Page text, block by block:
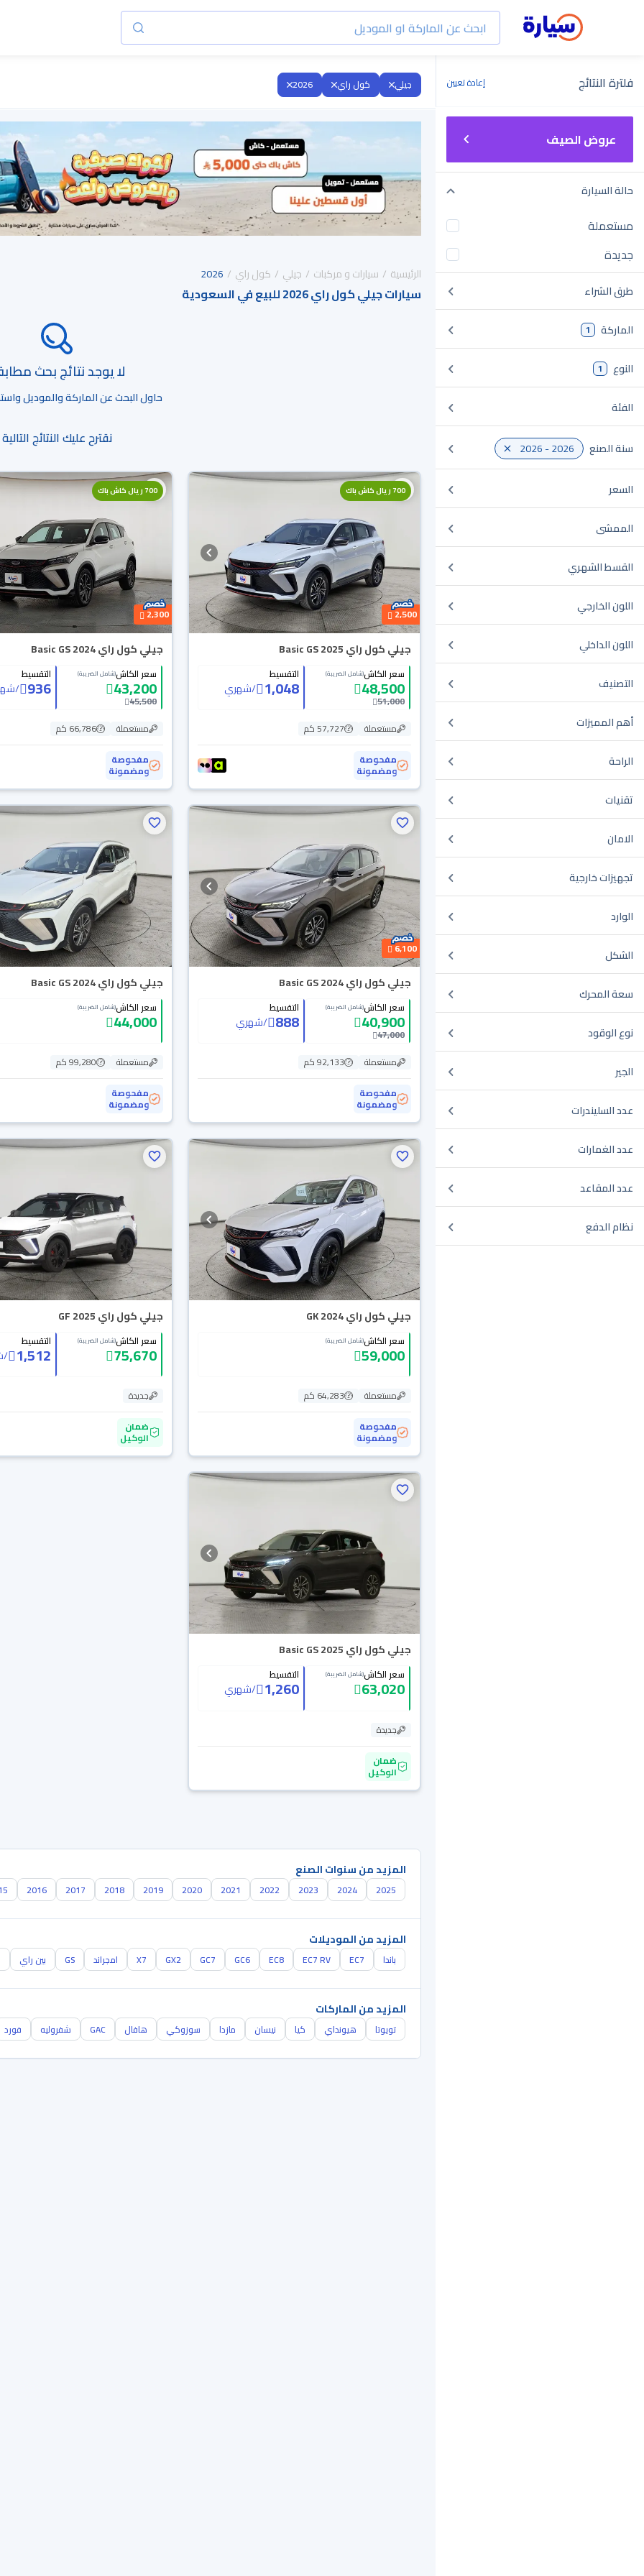
فلترة النتائج إعادة تعيين
عروض الصيف
حالة السيارة
مستعملة
جديدة
طرق الشراء
الماركة 1
النوع 1
الفئة
سنة الصنع 2026 - 2026
السعر
الممشى
القسط الشهري
اللون الخارجي
اللون الداخلي
التصنيف
أهم المميزات
الراحة
تقنيات
الامان
تجهيزات خارجية
الوارد
الشكل
سعة المحرك
نوع الوقود
الجير
عدد السليندرات
عدد الغمارات
عدد المقاعد
نظام الدفع
جيلي كول راي 2026
الرئيسية سيارات و مركبات جيلي كول راي 2026
سيارات جيلي كول راي 2026 للبيع في السعودية
لا يوجد نتائج بحث
حاول البحث عن الماركة والموديل
نقترح عليك النتائج التالية
700 ريال كاش باك
2,500
جيلي كول راي Basic GS 2025
سعر الكاش(شامل الضريبة)
48,500
51,000
التقسيط
1,048
/شهري
مستعملة
57,727 كم
مفحوصة
ومضمونة
700 ريال كاش باك
2,300
جيلي كول راي Basic GS 2024
سعر الكاش(شامل الضريبة)
43,200
45,500
التقسيط
936
/
مستعملة
66,786 كم
مفحوصة
ومضمونة
6,100
جيلي كول راي Basic GS 2024
سعر الكاش(شامل الضريبة)
40,900
47,000
التقسيط
888
/شهري
مستعملة
92,133 كم
مفحوصة
ومضمونة
جيلي كول راي Basic GS 2024
سعر الكاش(شامل الضريبة)
44,000
مستعملة
99,280 كم
مفحوصة
ومضمونة
جيلي كول راي GK 2024
سعر الكاش(شامل الضريبة)
59,000
مستعملة
64,283 كم
مفحوصة
ومضمونة
جيلي كول راي GF 2025
سعر الكاش(شامل الضريبة)
75,670
التقسيط
1,512
/
جديدة
ضمان
الوكيل
جيلي كول راي Basic GS 2025
سعر الكاش(شامل الضريبة)
63,020
التقسيط
1,260
/شهري
جديدة
ضمان
الوكيل
المزيد من سنوات الصنع
2025
2024
2023
2022
2021
2020
2019
2018
2017
2016
المزيد من الموديلات
باندا EC7
EC7 RV
EC8
GC6
GC7
GX2
X7 امجراند GS بين راي
المزيد من الماركات
تويوتا هيونداي كيا نيسان مازدا سوزوكي هافال GAC شفروليه فورد